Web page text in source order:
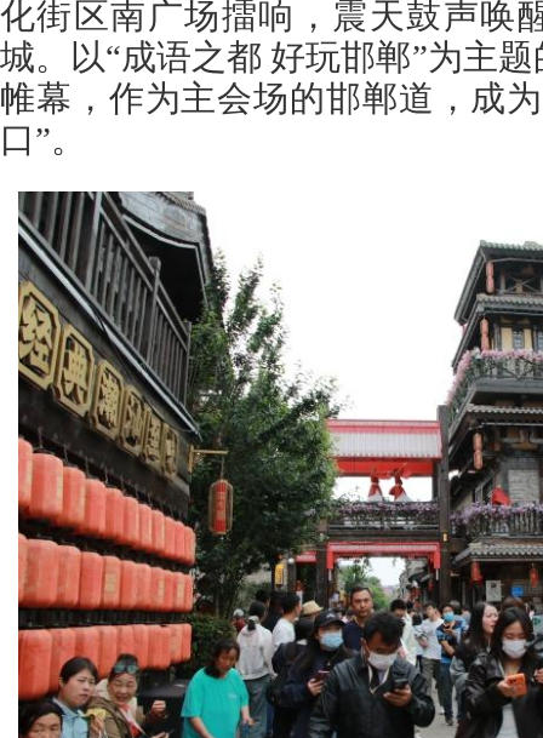
化街区南广场擂响，震天鼓声唤
城。以“成语之都 好玩邯郸”为主
帷幕，作为主会场的邯郸道，成
口”。